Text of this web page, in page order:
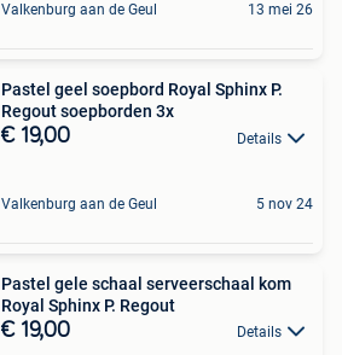
Valkenburg aan de Geul 13 mei 26
Pastel geel soepbord Royal Sphinx P.
Regout soepborden 3x
€ 19,00 Details
Valkenburg aan de Geul 5 nov 24
Pastel gele schaal serveerschaal kom
Royal Sphinx P. Regout
€ 19,00 Details